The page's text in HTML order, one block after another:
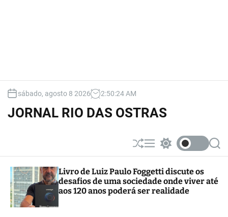
sábado, agosto 8 2026 2:50:25AM
JORNAL RIO DAS OSTRAS
S
h
ff
l
e
M
e
u
w
t
c
h
S
e
c
Livro de Luiz Paulo Foggetti discute os
desafios de uma sociedade onde viver até
aos 120 anos poderá ser realidade